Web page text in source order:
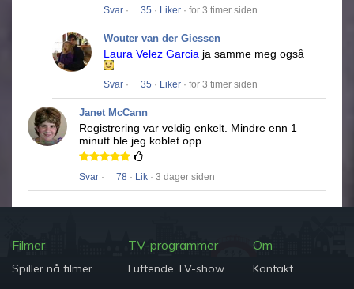
Svar · 35 · Liker · for 3 timer siden
Wouter van der Giessen
Laura Velez Garcia ja samme meg også
Svar · 35 · Liker · for 3 timer siden
Janet McCann
Registrering var veldig enkelt. Mindre enn 1
minutt ble jeg koblet opp
Svar · 78 · Lik · 3 dager siden
Filmer
Spiller nå filmer
TV-programmer
Luftende TV-show
Om
Kontakt